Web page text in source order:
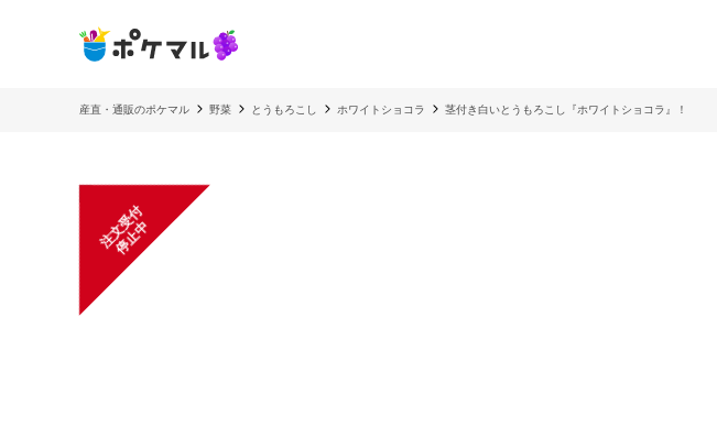
産直・通販のポケマル 野菜 とうもろこし ホワイトショコラ 茎付き白いとうもろこし『ホワイトショコラ』！
注
文
受
付
停
止
中